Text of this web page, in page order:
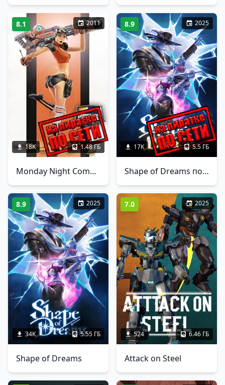
8.1 2011
18K 1.48 ГБ
Monday Night Combat по сети
8.9 2025
17K 5.5 ГБ
Shape of Dreams по сети
8.9 2025
34K 5.55 ГБ
Shape of Dreams
7.0 2025
524 6.46 ГБ
Attack on Steel